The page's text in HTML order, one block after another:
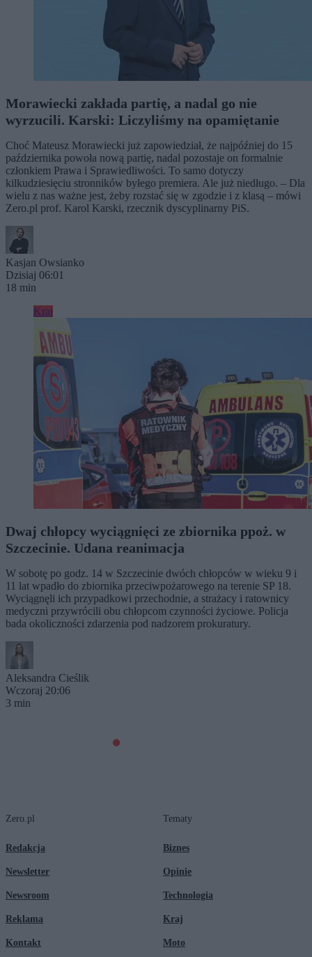
Morawiecki zakłada partię, a nadal go nie
wyrzucili. Karski: Liczyliśmy na opamiętanie
Choć Mateusz Morawiecki już zapowiedział, że najpóźniej do 15
października powoła nową partię, nadal pozostaje on formalnie
członkiem Prawa i Sprawiedliwości. To samo dotyczy
kilkudziesięciu stronników byłego premiera. Ale już niedługo. – Dla
wielu z nas ważne jest, żeby rozstać się w zgodzie i z klasą – mówi
Zero.pl prof. Karol Karski, rzecznik dyscyplinarny PiS.
Kasjan Owsianko
Dzisiaj 06:01
18 min
Kraj
Dwaj chłopcy wyciągnięci ze zbiornika ppoż. w
Szczecinie. Udana reanimacja
W sobotę po godz. 14 w Szczecinie dwóch chłopców w wieku 9 i
11 lat wpadło do zbiornika przeciwpożarowego na terenie SP 18.
Wyciągnęli ich przypadkowi przechodnie, a strażacy i ratownicy
medyczni przywrócili obu chłopcom czynności życiowe. Policja
bada okoliczności zdarzenia pod nadzorem prokuratury.
Aleksandra Cieślik
Wczoraj 20:06
3 min
Zero.pl
Redakcja
Newsletter
Newsroom
Reklama
Kontakt
Tematy
Biznes
Opinie
Technologia
Kraj
Moto